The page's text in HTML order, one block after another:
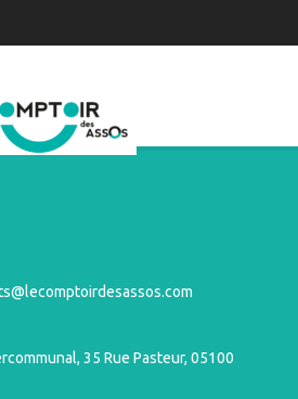
35 Rue Pasteur, 05100